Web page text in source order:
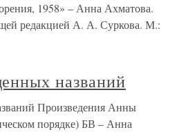
1958» – Анна Ахматова.
редакцией А. А. Суркова. М.:
названий
Произведения Анны
порядке) БВ – Анна